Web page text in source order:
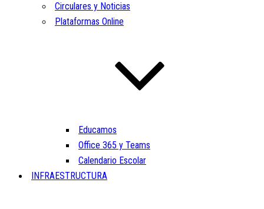
Circulares y Noticias
Plataformas Online
Educamos
Office 365 y Teams
Calendario Escolar
INFRAESTRUCTURA